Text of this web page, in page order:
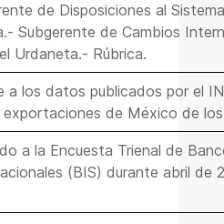
de Disposiciones al
Subgerente de Cambios
Urdaneta.- Rúbrica.
a los datos publicados por el
de México de
a la Encuesta Trienal de
(BIS) durante abril de